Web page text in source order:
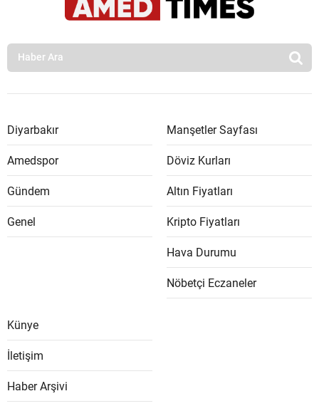
Diyarbakır
Amedspor
Gündem
Genel
Manşetler Sayfası
Döviz Kurları
Altın Fiyatları
Kripto Fiyatları
Hava Durumu
Nöbetçi Eczaneler
Künye
İletişim
Haber Arşivi